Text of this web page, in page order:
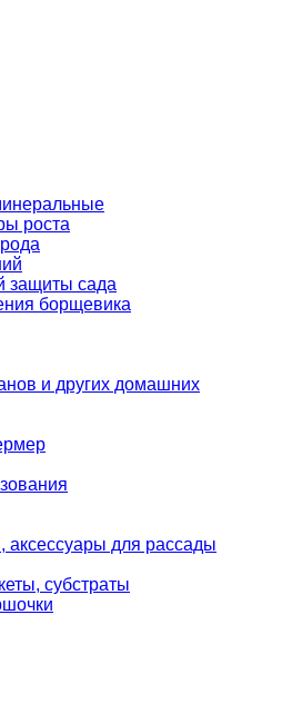
роста
защиты сада
борщевика
и других домашних
аксессуары для рассады
субстраты